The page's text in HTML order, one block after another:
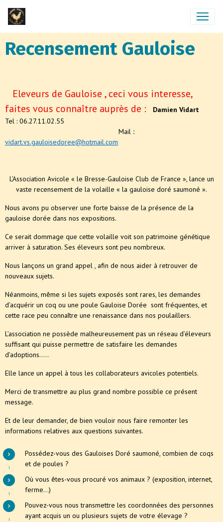
Recensement Gauloise
Eleveurs de Gauloise , ceci vous interesse,
faites vous connaître auprès de :
Damien Vidart
Tel : 06.27.11.02.55
Mail :
vidart.vs.gauloisedoree@hotmail.com
L’Association Avicole « le Bresse-Gauloise Club de France », lance un
vaste recensement de la volaille « la gauloise doré saumoné ».
Nous avons pu observer une forte baisse de la présence de la
gauloise dorée dans nos expositions.
Ce serait dommage que cette volaille voit son patrimoine génétique
arriver à saturation. Ses éleveurs sont peu nombreux.
Nous lançons un grand appel , afin de nous aider à retrouver de
nouveaux sujets.
Néanmoins, même si les sujets exposés sont rares, les demandes
d’acquérir un coq ou une poule Gauloise Dorée sont fréquentes, et
cette race peu connaître une renaissance dans nos poulaillers.
L’association ne possède malheureusement pas un réseau d’éleveurs
suffisant qui puisse permettre de satisfaire les demandes
d’adoptions…..
Elle lance un appel à tous les collaborateurs avicoles potentiels.
Merci de transmettre au plus grand nombre possible ce présent
message.
Et de leur demander, de bien vouloir nous faire remonter les
informations relatives aux questions suivantes.
Possédez-vous des Gauloises Doré saumoné, combien de coqs
et de poules ?
Où vous êtes-vous procuré vos animaux ? (exposition, internet,
ferme…)
Pouvez-vous nous transmettre les coordonnées des personnes
ayant acquis un ou plusieurs sujets de votre élevage ?